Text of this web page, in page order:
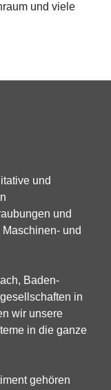
und viele
und
und
und
Baden-
in
wir unsere
in die ganze
gehören